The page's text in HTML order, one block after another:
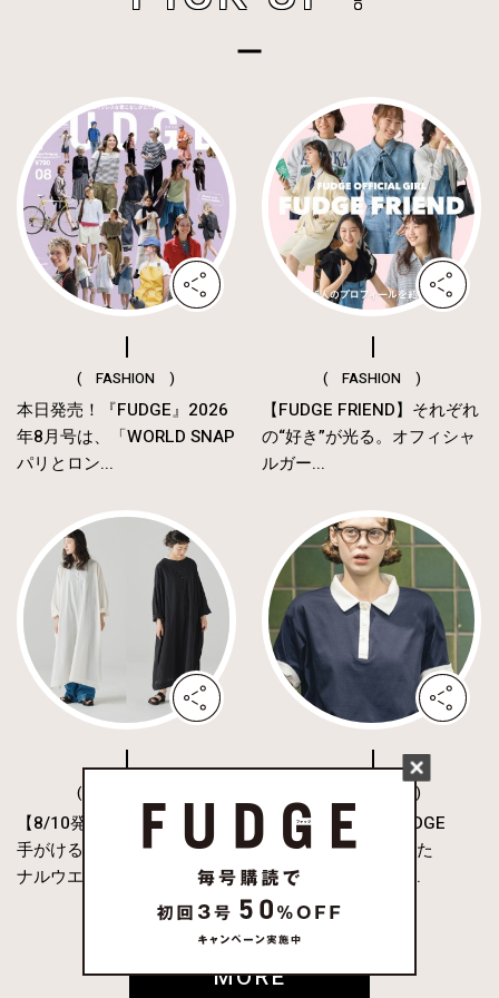
( FASHION )
本日発売！『FUDGE』2026
年8月号は、「WORLD SNAP
パリとロン...
( FASHION )
【FUDGE FRIEND】それぞれ
の“好き”が光る。オフィシャ
ルガー...
( FASHION )
【8/10発売】田中真里奈が
手がける《ファッジ オリジ
ナルウエ...
( FASHION )
【7月9日発売‼︎】FUDGE
FRIENDのUMIと作った
「3WAYポロシャツ...
MORE